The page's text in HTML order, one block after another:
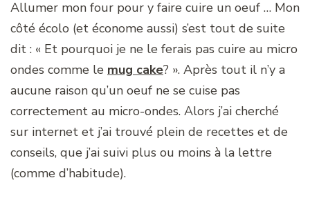
Allumer mon four pour y faire cuire un oeuf … Mon
côté écolo (et économe aussi) s’est tout de suite
dit : « Et pourquoi je ne le ferais pas cuire au micro
ondes comme le mug cake? ». Après tout il n’y a
aucune raison qu’un oeuf ne se cuise pas
correctement au micro-ondes. Alors j’ai cherché
sur internet et j’ai trouvé plein de recettes et de
conseils, que j’ai suivi plus ou moins à la lettre
(comme d’habitude).